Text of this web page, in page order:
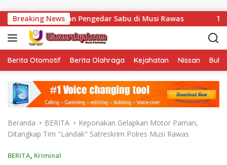
Breaking News
Pengedar Sabu di Musi Rawas Tak Sekadar
Berita Otomotif Berita Olahraga Kejahatan Nissan
Beranda BERITA
Keponakan Gelapkan Motor Paman,
Ditangkap Tim "Landak" Satreskrim Polres Musi Rawas
BERITA, Kriminal